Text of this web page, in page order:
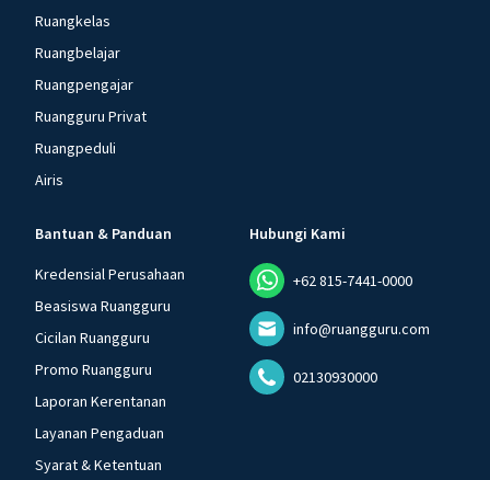
Ruangkelas
Ruangbelajar
Ruangpengajar
Ruangguru Privat
Ruangpeduli
Airis
Bantuan & Panduan
Kredensial Perusahaan
Beasiswa Ruangguru
Cicilan Ruangguru
Promo Ruangguru
Laporan Kerentanan
Layanan Pengaduan
Syarat & Ketentuan
Hubungi Kami
+62 815-7441-0000
info@ruangguru.com
02130930000